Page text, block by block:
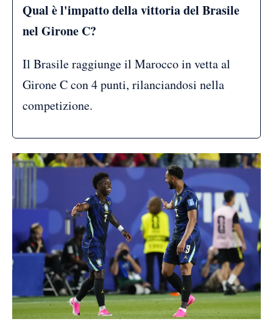
Qual è l'impatto della vittoria del Brasile
nel Girone C?
Il Brasile raggiunge il Marocco in vetta al
Girone C con 4 punti, rilanciandosi nella
competizione.